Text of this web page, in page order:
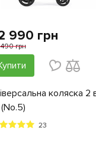
990 грн
грн
коляска 2
23